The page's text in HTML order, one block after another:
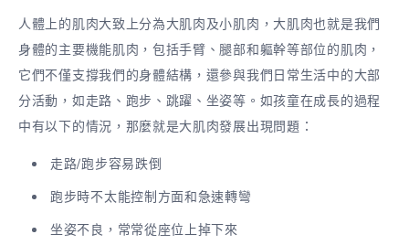
人體上的肌肉大致上分為大肌肉及小肌肉，大肌肉也就是我們
身體的主要機能肌肉，包括手臂、腿部和軀幹等部位的肌肉，
它們不僅支撐我們的身體結構，還參與我們日常生活中的大部
分活動，如走路、跑步、跳躍、坐姿等。如孩童在成長的過程
中有以下的情況，那麼就是大肌肉發展出現問題：
走路/跑步容易跌倒
跑步時不太能控制方面和急速轉彎
坐姿不良，常常從座位上掉下來